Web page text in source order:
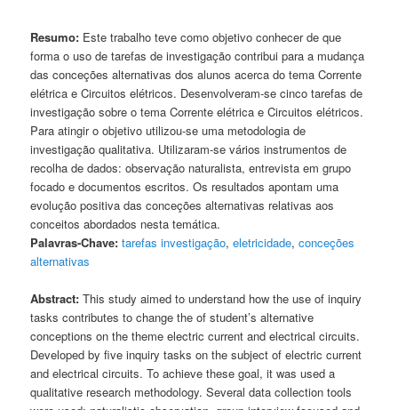
Resumo: Este trabalho teve como objetivo conhecer de que
forma o uso de tarefas de investigação contribui para a mudança
das conceções alternativas dos alunos acerca do tema Corrente
elétrica e Circuitos elétricos. Desenvolveram-se cinco tarefas de
investigação sobre o tema Corrente elétrica e Circuitos elétricos.
Para atingir o objetivo utilizou-se uma metodologia de
investigação qualitativa. Utilizaram-se vários instrumentos de
recolha de dados: observação naturalista, entrevista em grupo
focado e documentos escritos. Os resultados apontam uma
evolução positiva das conceções alternativas relativas aos
conceitos abordados nesta temática.
Palavras-Chave:tarefas investigação,eletricidade,conceções
alternativas
Abstract:This study aimed to understand how the use of inquiry
tasks contributes to change the of student’s alternative
conceptions on the theme electric current and electrical circuits.
Developed by five inquiry tasks on the subject of electric current
and electrical circuits. To achieve these goal, it was used a
qualitative research methodology. Several data collection tools